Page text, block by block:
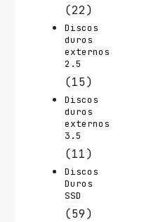
(22)
Discos
duros
externos
2.5
(15)
Discos
duros
externos
3.5
(11)
Discos
Duros
SSD
(59)